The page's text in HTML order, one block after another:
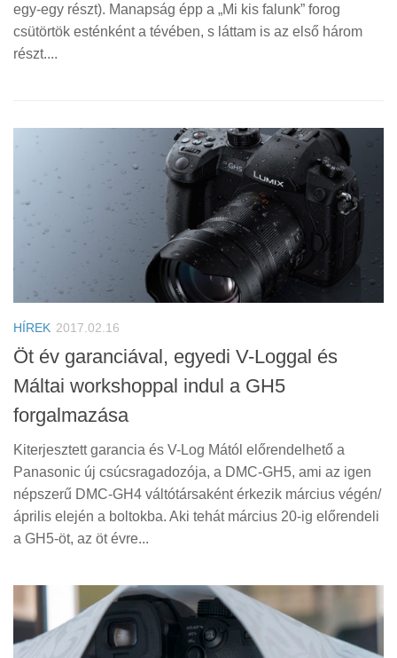
egy-egy részt). Manapság épp a „Mi kis falunk” forog
csütörtök esténként a tévében, s láttam is az első három
részt....
HÍREK 2017.02.16
Öt év garanciával, egyedi V-Loggal és
Máltai workshoppal indul a GH5
forgalmazása
Kiterjesztett garancia és V-Log Mától előrendelhető a
Panasonic új csúcsragadozója, a DMC-GH5, ami az igen
népszerű DMC-GH4 váltótársaként érkezik március végén/
április elején a boltokba. Aki tehát március 20-ig előrendeli
a GH5-öt, az öt évre...